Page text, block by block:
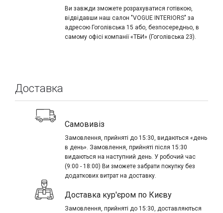
Ви завжди зможете розрахуватися готівкою,
відвідавши наш салон "VOGUE INTERIORS" за
адресою Гоголівська 15 або, безпосередньо, в
самому офісі компанії «ТБИ» (Гоголівська 23).
Доставка
Самовивіз
Замовлення, прийняті до 15:30, видаються «день
в день». Замовлення, прийняті після 15:30
видаються на наступний день. У робочий час
(9:00 - 18:00) Ви зможете забрати покупку без
додаткових витрат на доставку.
Доставка кур'єром по Києву
Замовлення, прийняті до 15:30, доставляються